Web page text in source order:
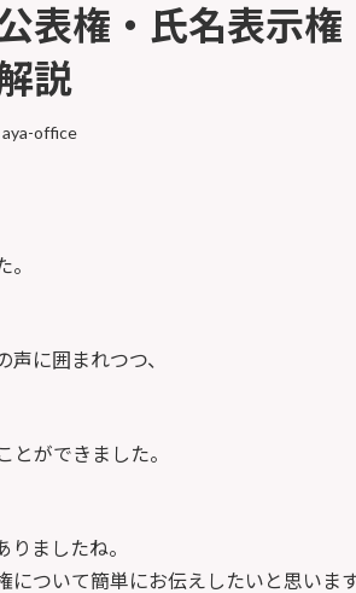
表権・氏名表示権
説
aya-office
に囲まれつつ、
ができました。
ましたね。
ついて簡単にお伝えしたいと思います